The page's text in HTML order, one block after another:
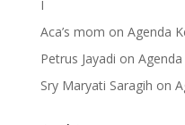
I
Aca’s mom on Agenda
Petrus Jayadi on
Sry Maryati Saragih on